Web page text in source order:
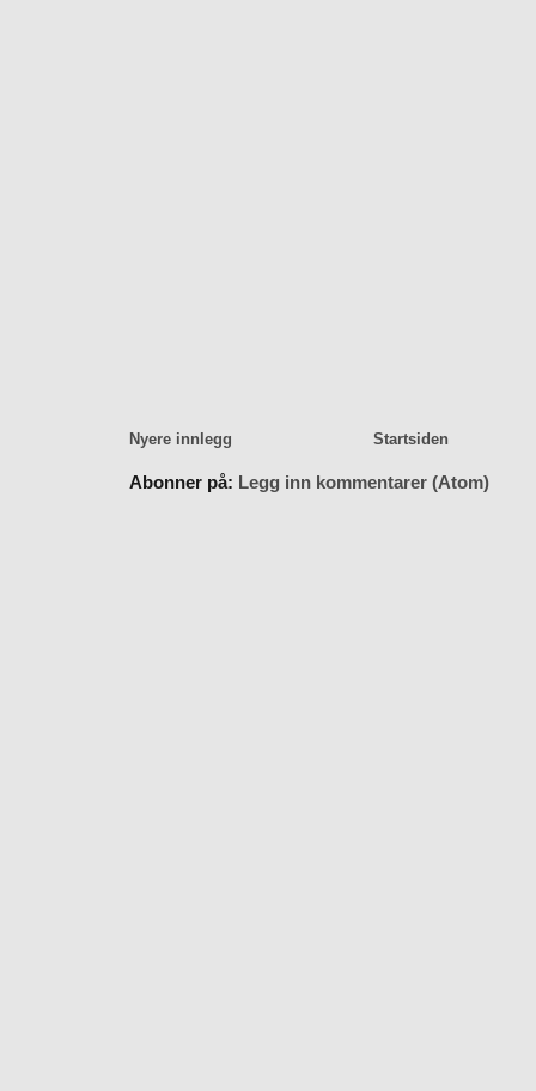
Nyere innlegg Startsiden
Abonner på: Legg inn kommentarer (Atom)